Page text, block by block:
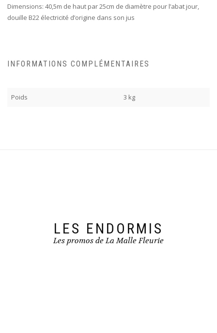
Dimensions: 40,5m de haut par 25cm de diamètre pour l’abat jour,
douille B22 électricité d’origine dans son jus
INFORMATIONS COMPLÉMENTAIRES
Poids 3 kg
LES ENDORMIS
Les promos de La Malle Fleurie